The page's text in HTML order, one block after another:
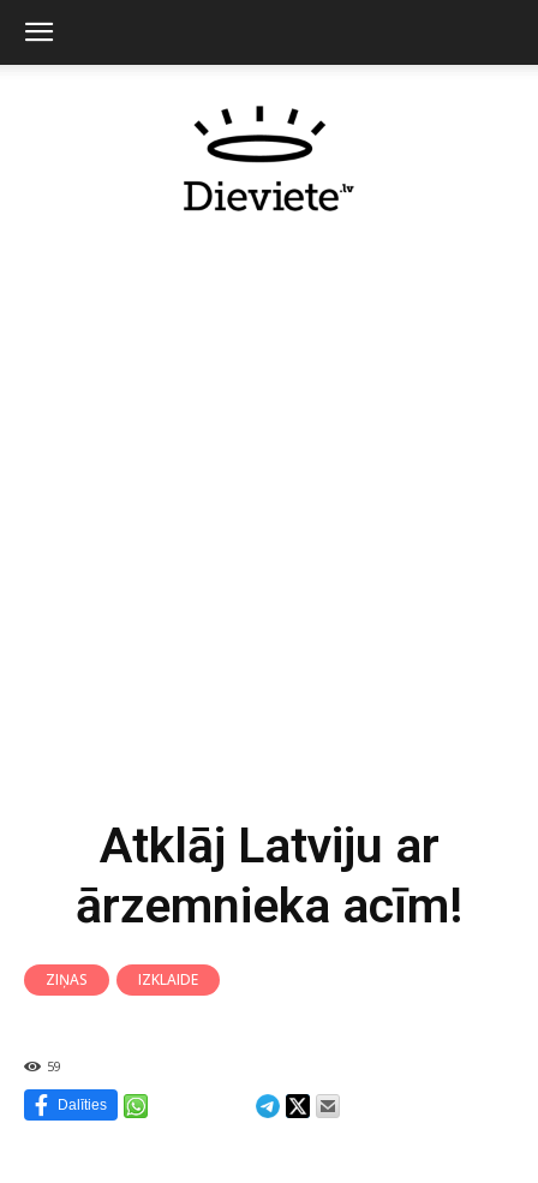
Atklāj Latviju ar
ārzemnieka acīm!
ZIŅAS IZKLAIDE
59
Dalīties